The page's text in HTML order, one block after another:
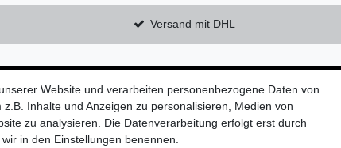
Versand mit DHL
Kontaktieren Sie uns!
Website und verarbeiten personenbezogene Daten von
Inhalte und Anzeigen zu personalisieren, Medien von
zu analysieren. Die Datenverarbeitung erfolgt erst durch
in den Einstellungen benennen.